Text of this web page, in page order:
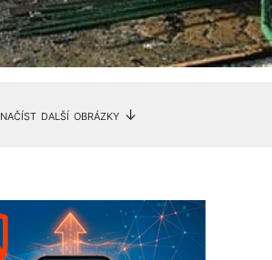
načíst další obrázky ↓